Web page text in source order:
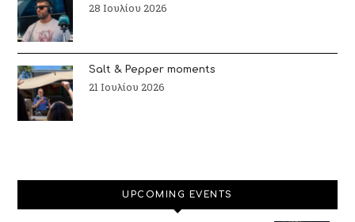
28 Ιουλίου 2026
Salt & Pepper moments
21 Ιουλίου 2026
UPCOMING EVENTS